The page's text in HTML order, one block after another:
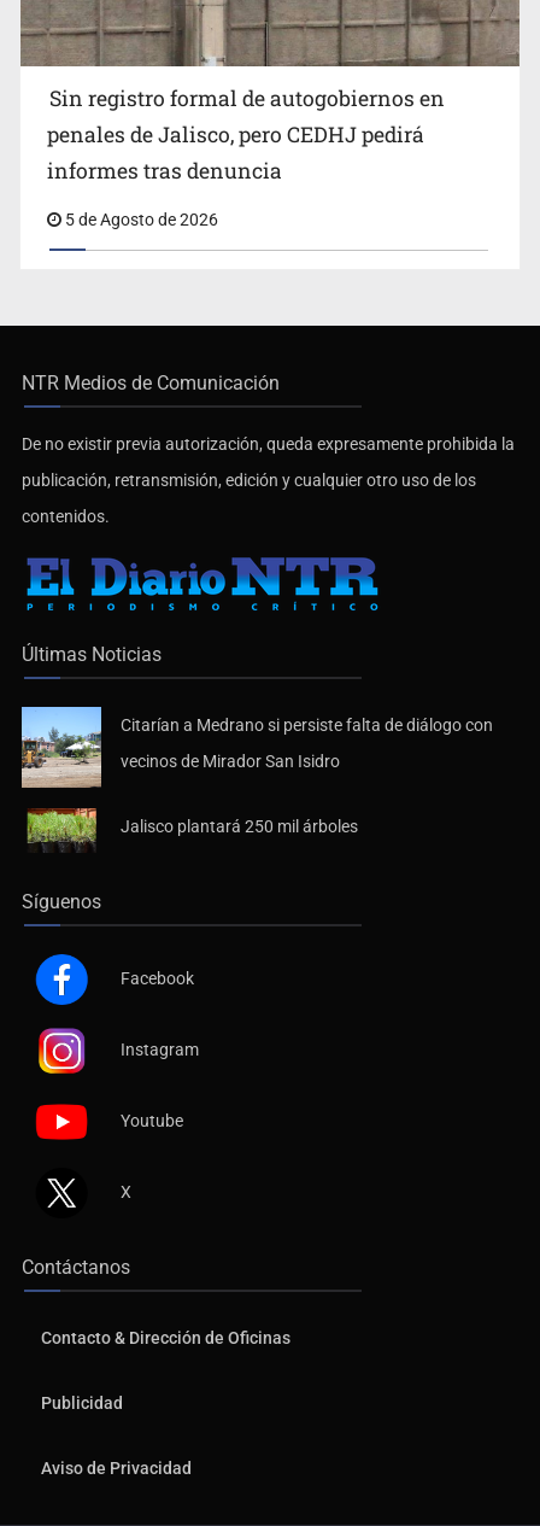
Sin registro formal de autogobiernos en
penales de Jalisco, pero CEDHJ pedirá
informes tras denuncia
5 de Agosto de 2026
NTR Medios de Comunicación
De no existir previa autorización, queda expresamente prohibida la
publicación, retransmisión, edición y cualquier otro uso de los
contenidos.
Últimas Noticias
Citarían a Medrano si persiste falta de diálogo con
vecinos de Mirador San Isidro
Jalisco plantará 250 mil árboles
Síguenos
Facebook
Instagram
Youtube
X
Contáctanos
Contacto & Dirección de Oficinas
Publicidad
Aviso de Privacidad